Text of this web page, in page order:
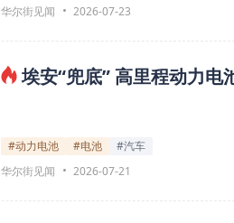
华尔街见闻
2026-07-23
埃安“兜底” 高里程动力电
#动力电池 #电池
#汽车
华尔街见闻
2026-07-21